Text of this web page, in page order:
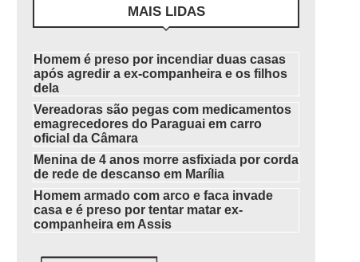
MAIS LIDAS
Homem é preso por incendiar duas casas
após agredir a ex-companheira e os filhos
dela
Vereadoras são pegas com medicamentos
emagrecedores do Paraguai em carro
oficial da Câmara
Menina de 4 anos morre asfixiada por corda
de rede de descanso em Marília
Homem armado com arco e faca invade
casa e é preso por tentar matar ex-
companheira em Assis